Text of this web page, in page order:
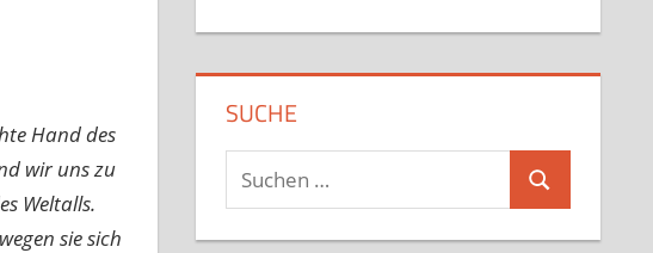
Hand des
wir uns zu
Weltalls.
sie sich
SUCHE
Suchen
nach:
Suchen